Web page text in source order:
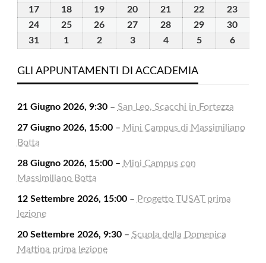
2026
2026
2026
2026
2026
2026
2026
Agosto
2026
Agosto
2026
Agosto
Agosto
Agosto
Agosto
1717
Agosto
1818
Agosto
19
Agosto
20
Agosto
21
Agosto
22
Agosto
23
2424
Agosto
2525
Agosto
26
Agosto
27
Agosto
28
Agosto
29
Agosto
30
3131
2026
1
2026
22
2026
33
2026
44
2026
55
66
GLI APPUNTAMENTI DI ACCADEMIA
21 Giugno 2026, 9:30– San Leo, Scacchi in Fortezza
27 Giugno 2026, 15:00– Mini Campus di Massimiliano
Botta
28 Giugno 2026, 15:00– Mini Campus con
Massimiliano Botta
12 Settembre 2026, 15:00– Progetto TUSAT prima
lezione
20 Settembre 2026, 9:30– Scuola della Domenica
Mattina prima lezione